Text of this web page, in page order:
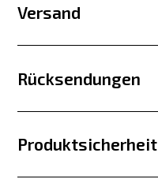
Versand
Rücksendungen
Produktsicherheit